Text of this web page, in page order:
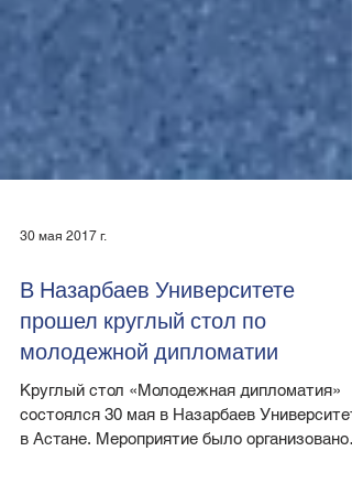
В Назарбаев Университете
прошел круглый стол по
молодежной дипломатии
Круглый стол «Молодежная дипломатия»
состоялся 30 мая в Назарбаев